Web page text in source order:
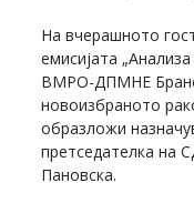
На вчерашното
емисијата
ВМРО-ДПМНЕ Бране
новоизбраното
образложи
претседателка на
Пановска.